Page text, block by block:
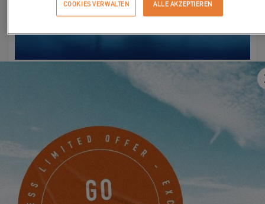
EXCESS 11
COOKIES VERWALTEN ALLE AKZEPTIEREN